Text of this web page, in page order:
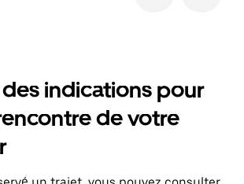
indications pour
de votre